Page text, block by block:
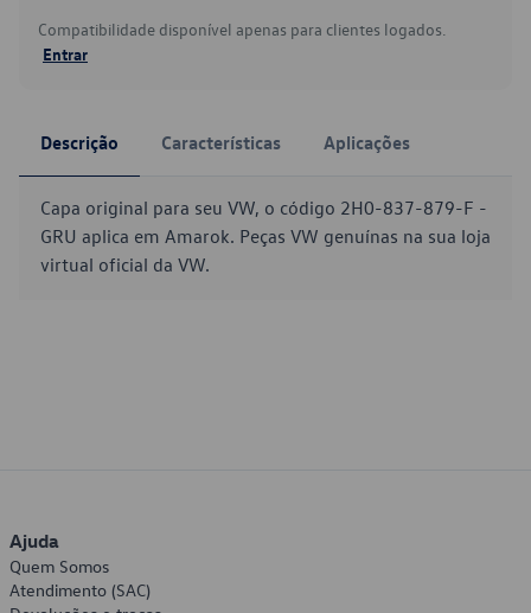
Compatibilidade disponível apenas para clientes logados.
Entrar
Descrição Características Aplicações
Capa original para seu VW, o código 2H0-837-879-F -
GRU aplica em Amarok. Peças VW genuínas na sua loja
virtual oficial da VW.
Ajuda
Quem Somos
Atendimento (SAC)